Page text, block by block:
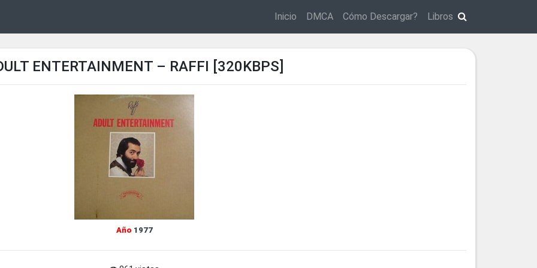
Inicio DMCA Cómo Descargar? Libros
ENTERTAINMENT – RAFFI [320KBPS]
Año 1977